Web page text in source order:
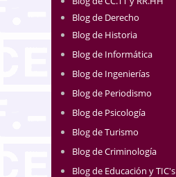
Blog de Derecho
Blog de Historia
Blog de Informática
Blog de Ingenierías
Blog de Periodismo
Blog de Psicología
Blog de Turismo
Blog de Criminología
Blog de Educación y TIC's